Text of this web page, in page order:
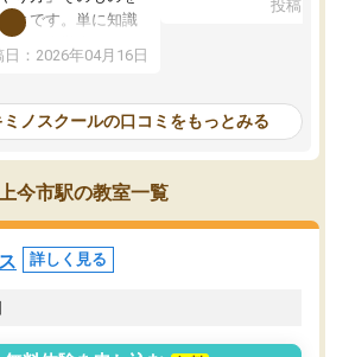
とです。単に知識
く、自学自習の習
走してくれるの
近く、親身なコー
停滞期もモチベー
した。「やらされ
のための勉強」へ
が、目標校への合
日：2026年04月16日
を明確にしてくれるの
の仕方をコーチングして
ルなので、家での学習習
身につきました。結果と
た。自分から学ぶ姿勢を
投稿日：
ミノスクールの口コミをもっとみる
今市駅の教室一覧
詳しく見る